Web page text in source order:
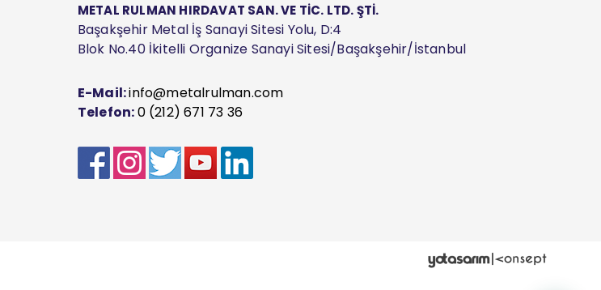
METAL RULMAN HIRDAVAT SAN. VE TİC. LTD. ŞTİ.
Başakşehir Metal İş Sanayi Sitesi Yolu, D:4
Blok No.40 İkitelli Organize Sanayi Sitesi/Başakşehir/İstanbul
E-Mail:info@metalrulman.com
Telefon:0 (212) 671 73 36